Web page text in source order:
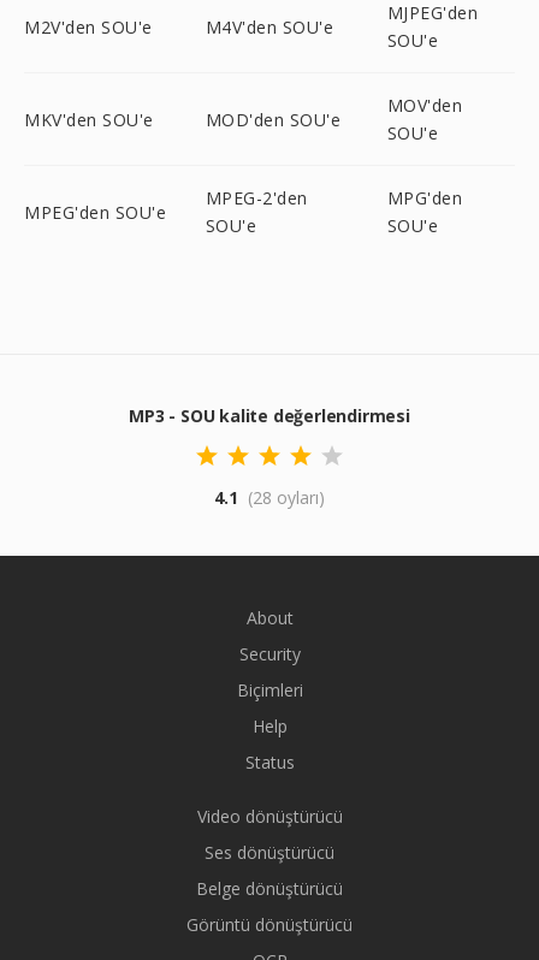
M2V'den SOU'e M4V'den SOU'e
MJPEG'den
SOU'e
MKV'den SOU'e MOD'den SOU'e
MOV'den
SOU'e
MPEG'den SOU'e
MPEG-2'den
SOU'e
MPG'den
SOU'e
MP3 - SOU kalite değerlendirmesi
4.1 (28 oyları)
About
Security
Biçimleri
Help
Status
Video dönüştürücü
Ses dönüştürücü
Belge dönüştürücü
Görüntü dönüştürücü